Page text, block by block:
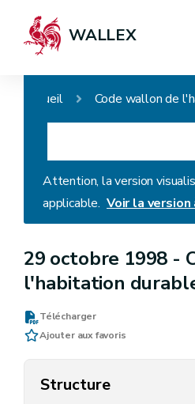
WALLEX
Accueil
Attention, la version
applicable. Voir la version
29 octobre 1998 -
l'habitation
Télécharger
Ajouter aux favoris
Structure